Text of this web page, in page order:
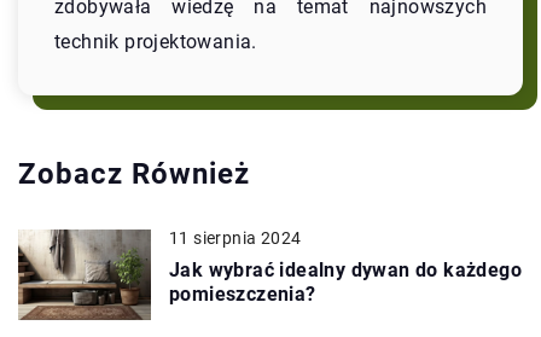
zdobywała wiedzę na temat najnowszych
technik projektowania.
Zobacz Również
11 sierpnia 2024
Jak wybrać idealny dywan do każdego
pomieszczenia?